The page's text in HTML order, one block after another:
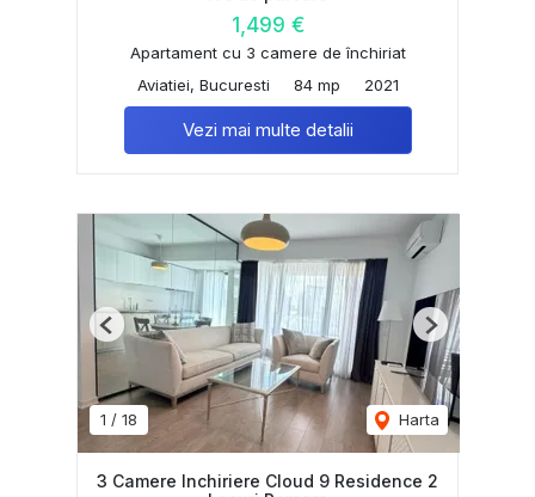
1,499 €
Apartament cu 3 camere de închiriat
Aviatiei, Bucuresti
84 mp 2021
Vezi mai multe detalii
1 / 18 Harta
Previous Next
3 Camere Inchiriere Cloud 9 Residence 2